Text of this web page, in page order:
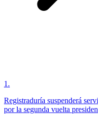
1 .
Registraduría suspenderá
por la segunda vuelta